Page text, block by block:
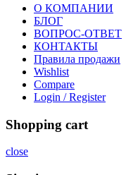
О КОМПАНИИ
БЛОГ
ВОПРОС-ОТВЕТ
КОНТАКТЫ
Правила продажи
Wishlist
Compare
Login / Register
Shopping cart
close